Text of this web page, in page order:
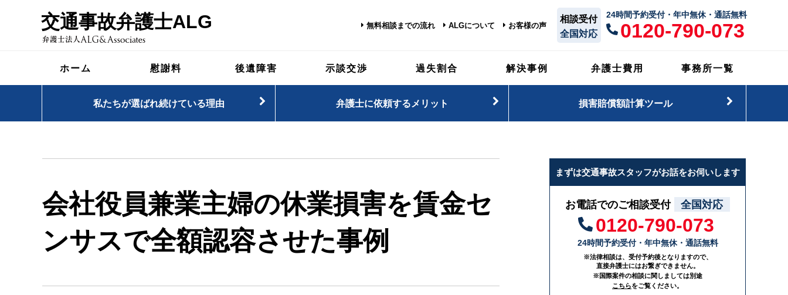
交通事故弁護士ALG 無料相談までの流れ ALGについて お客様の声
相談受付
全国対応
24時間予約受付・年中無休・通話無料
0120-790-073
ホーム 慰謝料 後遺障害 示談交渉 過失割合 解決事例 弁護士費用 事務所一覧
私たちが選ばれ続けている理由 弁護士に依頼するメリット 損害賠償額計算ツール
会社役員兼業主婦の休業損害を賃金セ
ンサスで全額認容させた事例
まずは交通事故スタッフがお話をお伺いします
お電話でのご相談受付 全国対応
0120-790-073
24時間予約受付・年中無休・通話無料
※法律相談は、受付予約後となりますので、
直接弁護士にはお繋ぎできません。
※国際案件の相談に関しましては別途
こちらをご覧ください。